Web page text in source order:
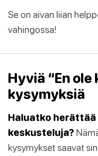
Se on aivan liian
vahingossa!
Hyviä “En ole
kysymyksiä
Haluatko
keskusteluja?
kysymykset saavat